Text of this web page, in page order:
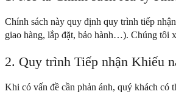
Chính sách này quy định quy trình tiếp
giao hàng, lắp đặt, bảo hành…). Chúng tôi
2. Quy trình Tiếp nhận Khiếu
Khi có vấn đề cần phản ánh, quý khách